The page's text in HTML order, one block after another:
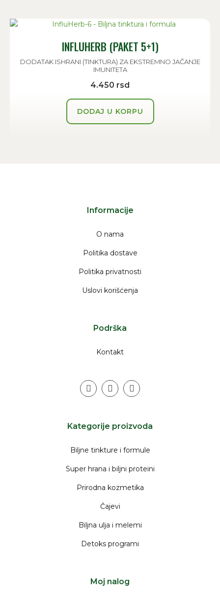
INFLUHERB (PAKET 5+1)
DODATAK ISHRANI (TINKTURA) ZA EKSTREMNO JAČANJE
IMUNITETA
4.450 rsd
DODAJ U KORPU
Informacije
O nama
Politika dostave
Politika privatnosti
Uslovi korišćenja
Podrška
Kontakt
Kategorije proizvoda
Biljne tinkture i formule
Super hrana i biljni proteini
Prirodna kozmetika
Čajevi
Biljna ulja i melemi
Detoks programi
Moj nalog